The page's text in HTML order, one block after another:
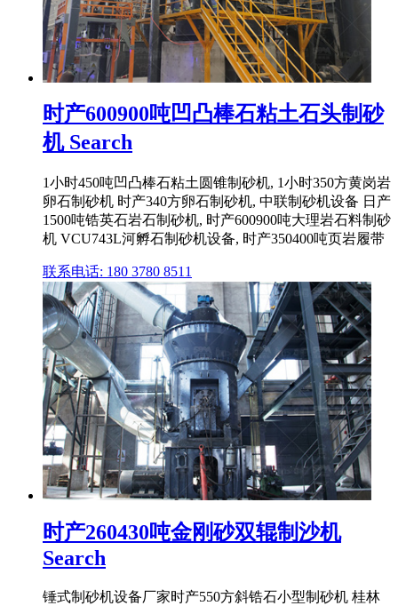
时产600900吨凹凸棒石粘土石头制砂
机 Search
1小时450吨凹凸棒石粘土圆锥制砂机, 1小时350方黄岗岩
卵石制砂机 时产340方卵石制砂机, 中联制砂机设备 日产
1500吨锆英石岩石制砂机, 时产600900吨大理岩石料制砂
机 VCU743L河孵石制砂机设备, 时产350400吨页岩履带
联系电话: 180 3780 8511
时产260430吨金刚砂双辊制沙机
Search
锤式制砂机设备厂家时产550方斜锆石小型制砂机 桂林